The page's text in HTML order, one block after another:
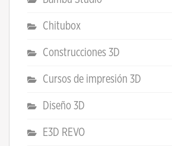
Chitubox
Construcciones 3D
Cursos de impresión 3D
Diseño 3D
E3D REVO